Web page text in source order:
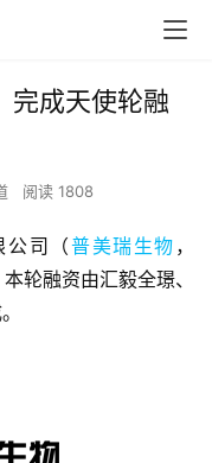
完成天使轮融
阅读 1808
公司（普美瑞生物 ，
轮融资由汇毅全璟、